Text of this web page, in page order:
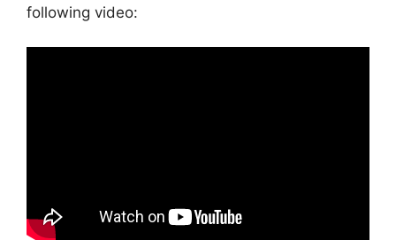
following video: